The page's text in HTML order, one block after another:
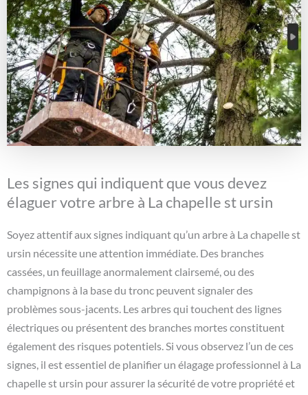
Les signes qui indiquent que vous devez
élaguer votre arbre à La chapelle st ursin
Soyez attentif aux signes indiquant qu’un arbre à La chapelle st
ursin nécessite une attention immédiate. Des branches
cassées, un feuillage anormalement clairsemé, ou des
champignons à la base du tronc peuvent signaler des
problèmes sous-jacents. Les arbres qui touchent des lignes
électriques ou présentent des branches mortes constituent
également des risques potentiels. Si vous observez l’un de ces
signes, il est essentiel de planifier un élagage professionnel à La
chapelle st ursin pour assurer la sécurité de votre propriété et